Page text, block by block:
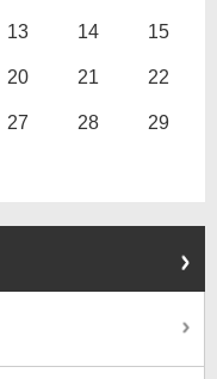
13 14 15
20 21 22
27 28 29